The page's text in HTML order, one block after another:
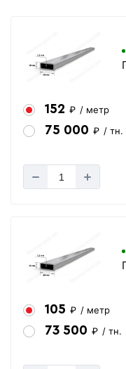
152 ₽ / метр
75 000 ₽ / тн.
105 ₽ / метр
73 500 ₽ / тн.